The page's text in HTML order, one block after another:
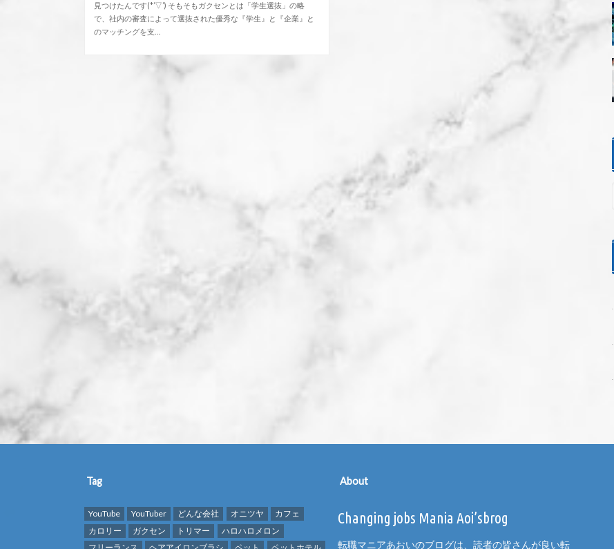
見つけたんです(*’▽’) そもそもガクセンとは「学生選抜」の略
で、社内の審査によって選抜された優秀な『学生』と『企業』と
のマッチングを支…
Tag
YouTube YouTuber どんな会社 オニツヤ
カフェ
カロリー
ガクセン トリマー
ハロハロメロン
About
Changing jobs Mania Aoi’sbrog
転職マニアあおいのブログは、読者の皆さんが良い転